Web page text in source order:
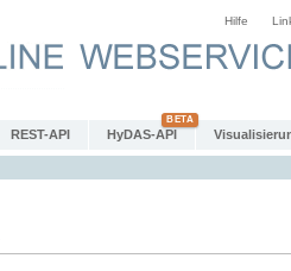
Hilfe
REST-API HyDAS-API